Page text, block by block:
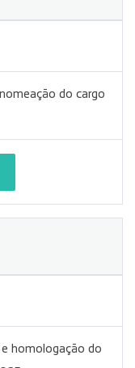
do cargo
homologação do